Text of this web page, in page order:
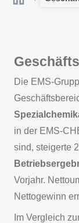
Die EMS-
in der EMS-
sind, steigerte
Vorjahr.
Nettogewinn
Im Vergleich